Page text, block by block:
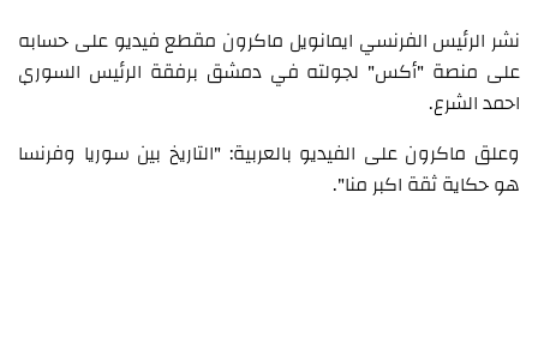
نشر الرئيس الفرنسي ايمانويل ماكرون مقطع فيديو على حسابه
على منصة "أكس" لجولته في دمشق برفقة الرئيس السوري
احمد الشرع.
وعلق ماكرون على الفيديو بالعربية: "التاريخ بين سوريا وفرنسا
هو حكاية ثقة اكبر منا".